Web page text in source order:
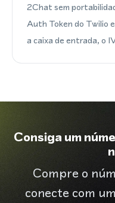
2Chat sem
Auth Token do Twilio
a caixa de entrada, o
Consiga um
Compre o
conecte com